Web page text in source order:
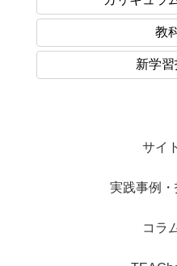
教
新学
サイ
実践事例
コラ